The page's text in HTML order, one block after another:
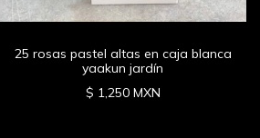
25 rosas pastel altas en caja blanca
yaakun jardín
$ 1,250 MXN